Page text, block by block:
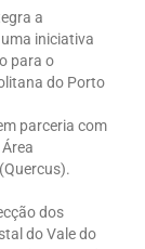
a
iniciativa
para o
do Porto
parceria com
dos
do Vale do